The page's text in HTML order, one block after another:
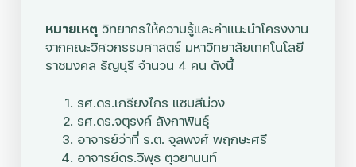
หมายเหตุ วิทยากรให้ความรู้และคำแนะนำโครงงาน
จากคณะวิศวกรรมศาสตร์ มหาวิทยาลัยเทคโนโลยี
ราชมงคล ธัญบุรี จำนวน 4 คน ดังนี้
รศ.ดร.เกรียงไกร แซมสีม่วง
รศ.ดร.จตุรงค์ ลังกาพินธุ์
อาจารย์ว่าที่ ร.ต. จุลพงศ์ พฤกษะศรี
อาจารย์ดร.วิพุธ ตุวยานนท์